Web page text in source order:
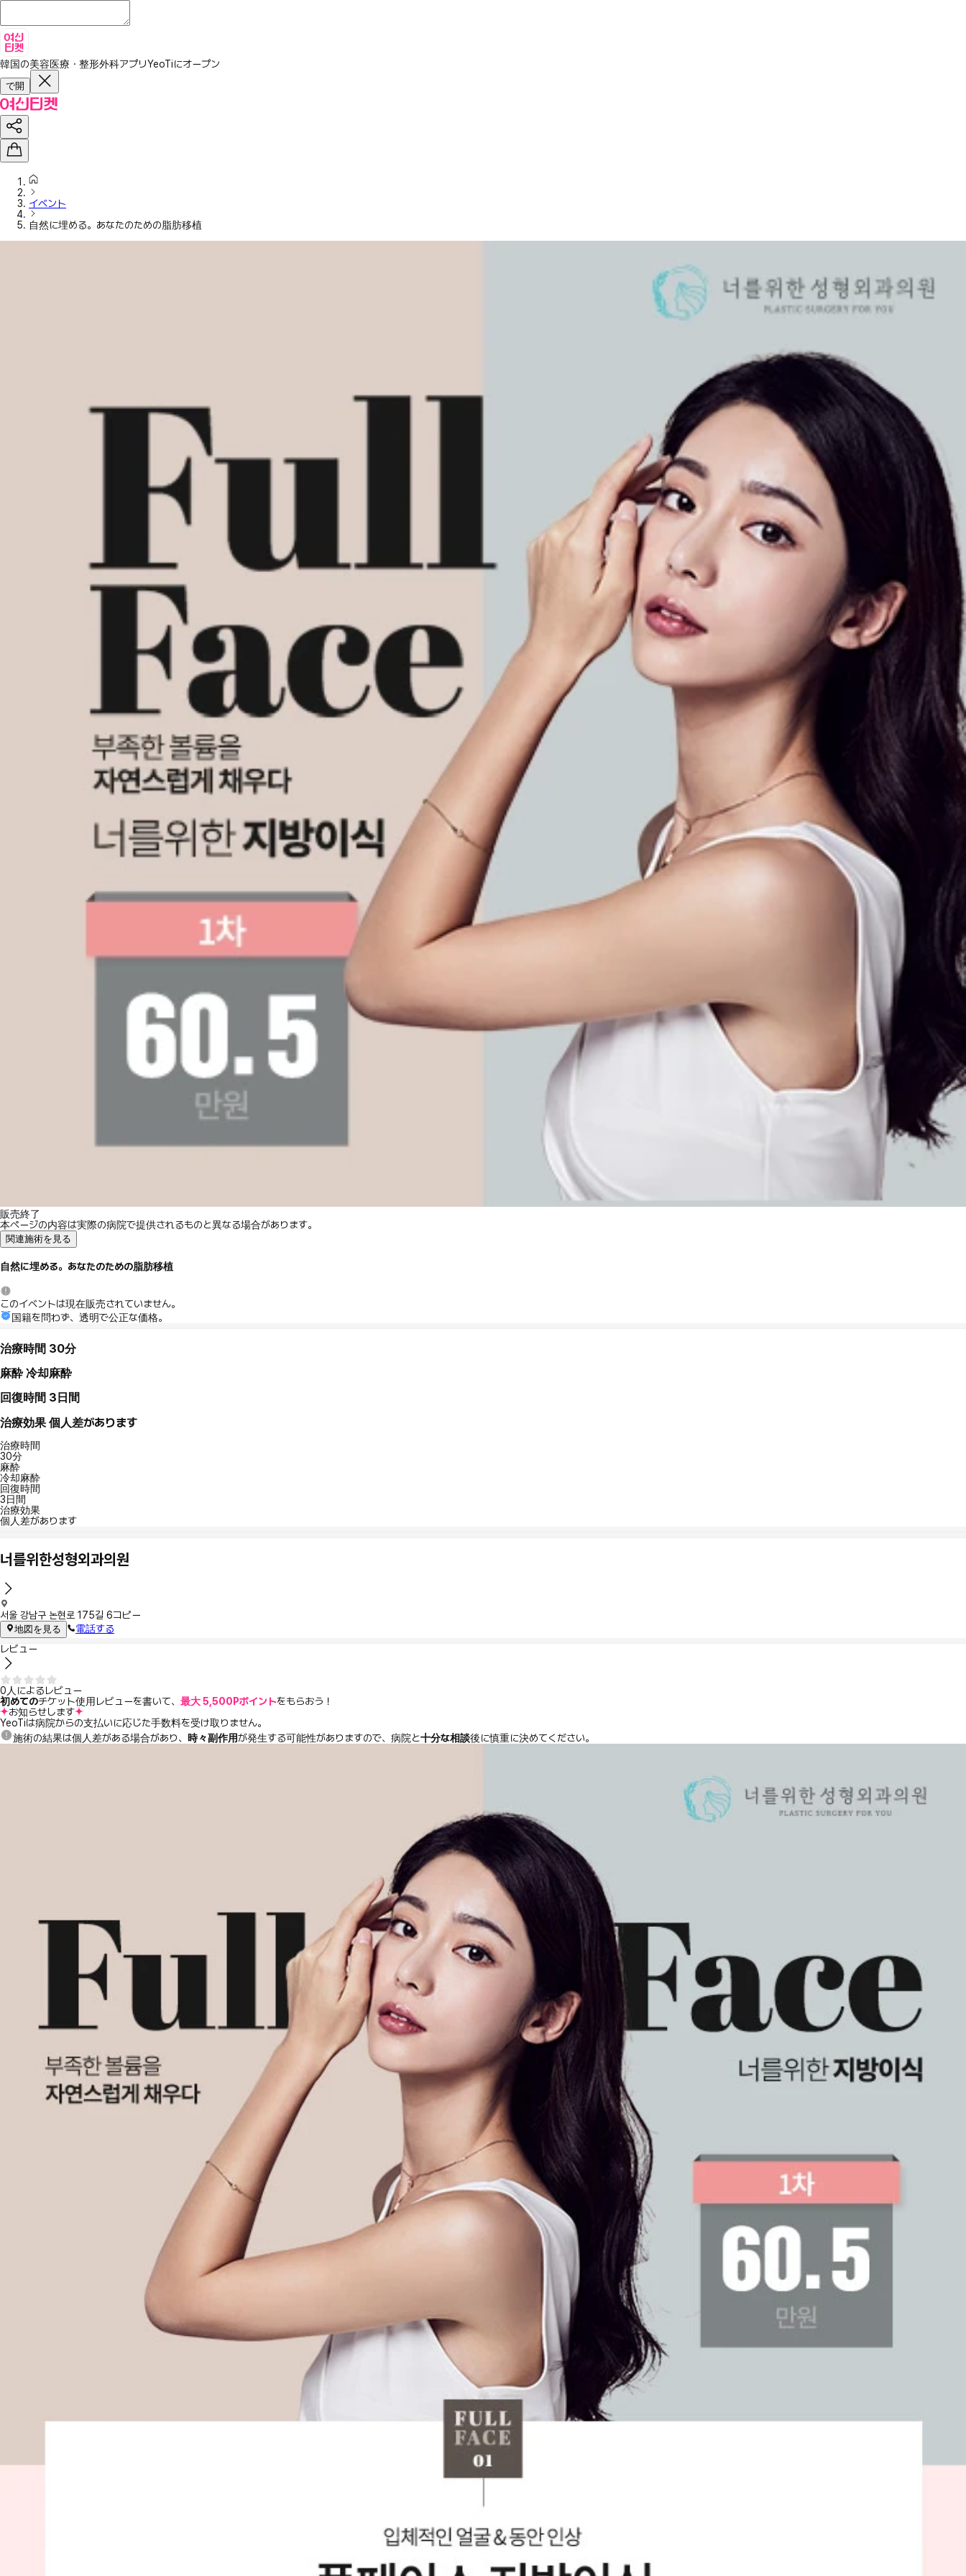
韓国の美容医療・整形外科アプリYeoTiにオープン
で開
イベント
自然に埋める。あなたのための脂肪移植
販売終了
本ページの内容は実際の病院で提供されるものと異なる場合があります。
関連施術を見る
自然に埋める。あなたのための脂肪移植
このイベントは現在販売されていません。
国籍を問わず、透明で公正な価格。
治療時間 30分
麻酔 冷却麻酔
回復時間 3日間
治療効果 個人差があります
治療時間
30分
麻酔
冷却麻酔
回復時間
3日間
治療効果
個人差があります
너를위한성형외과의원
서울 강남구 논현로 175길 6コピー
地図を見る
電話する
レビュー
0人によるレビュー
初めてのチケット使用レビューを書いて、 最大 5,500Pポイントをもらおう！
お知らせします
YeoTiは病院からの支払いに応じた手数料を受け取りません。
施術の結果は個人差がある場合があり、 時々副作用が発生する可能性がありますので、病院と十分な相談後に慎重に決めてください。